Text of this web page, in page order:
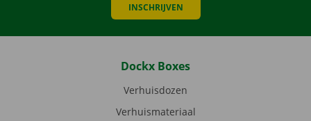
INSCHRIJVEN
Dockx Boxes
Verhuisdozen
Verhuismateriaal